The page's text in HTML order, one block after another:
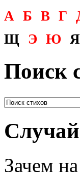
А Б В Г
Щ Э Ю Я
Поиск
Зачем